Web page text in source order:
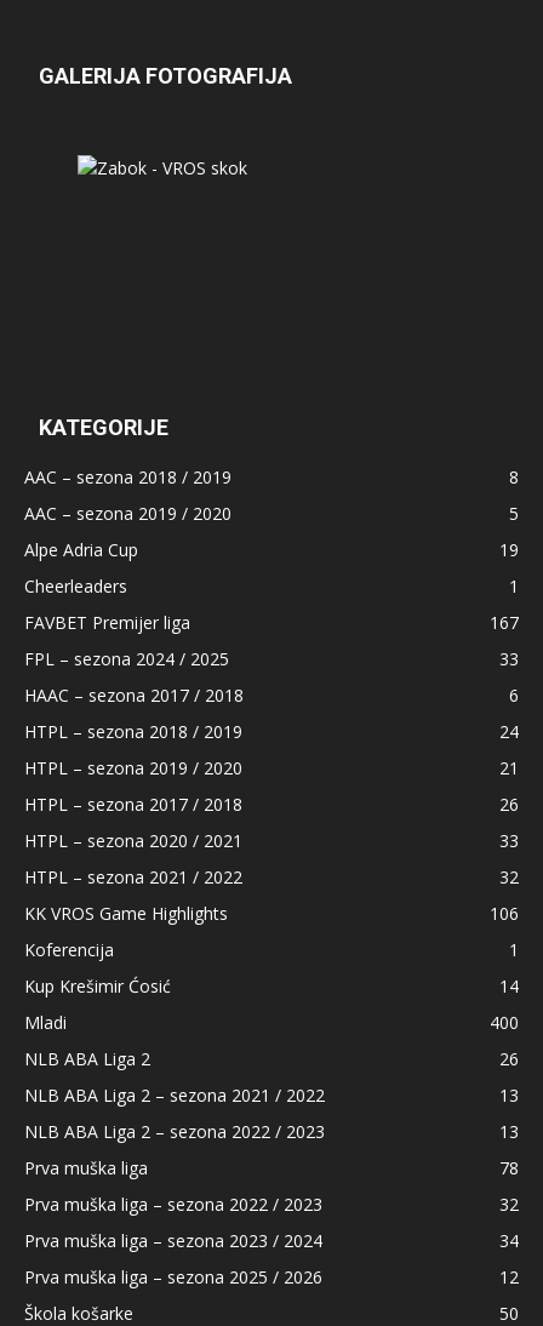
GALERIJA FOTOGRAFIJA
KATEGORIJE
AAC – sezona 2018 / 2019
8
AAC – sezona 2019 / 2020
5
Alpe Adria Cup
19
Cheerleaders
1
FAVBET Premijer liga
167
FPL – sezona 2024 / 2025
33
HAAC – sezona 2017 / 2018
6
HTPL – sezona 2018 / 2019
24
HTPL – sezona 2019 / 2020
21
HTPL – sezona 2017 / 2018
26
HTPL – sezona 2020 / 2021
33
HTPL – sezona 2021 / 2022
32
KK VROS Game Highlights
106
Koferencija
1
Kup Krešimir Ćosić
14
Mladi
400
NLB ABA Liga 2
26
NLB ABA Liga 2 – sezona 2021 / 2022
13
NLB ABA Liga 2 – sezona 2022 / 2023
13
Prva muška liga
78
Prva muška liga – sezona 2022 / 2023
32
Prva muška liga – sezona 2023 / 2024
34
Prva muška liga – sezona 2025 / 2026
12
Škola košarke
50